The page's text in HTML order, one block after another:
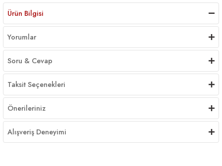
Ürün Bilgisi
Yorumlar
Soru & Cevap
Taksit Seçenekleri
Önerileriniz
Alışveriş Deneyimi